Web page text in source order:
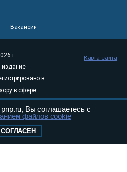
Вакансии
г.
издание
в
в сфере
и
05
Эл № ФС77-
Карта сайта
Вы соглашаетесь с
файлов cookie
СОГЛАСЕН